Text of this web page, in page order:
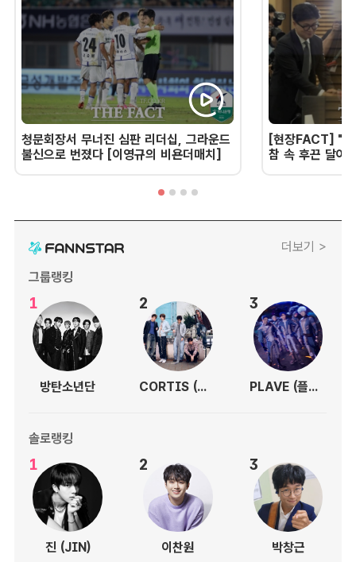
청문회장서 무너진 심판 리더십, 그라운드
불신으로 번졌다 [이영규의 비욘더매치]
[현장FACT] "한
참 속 후끈 달아
더보기 >
그룹랭킹
1
방탄소년단
2
CORTIS (코르티스)
3
PLAVE (플레이브)
솔로랭킹
1
진 (JIN)
2
이찬원
3
박창근